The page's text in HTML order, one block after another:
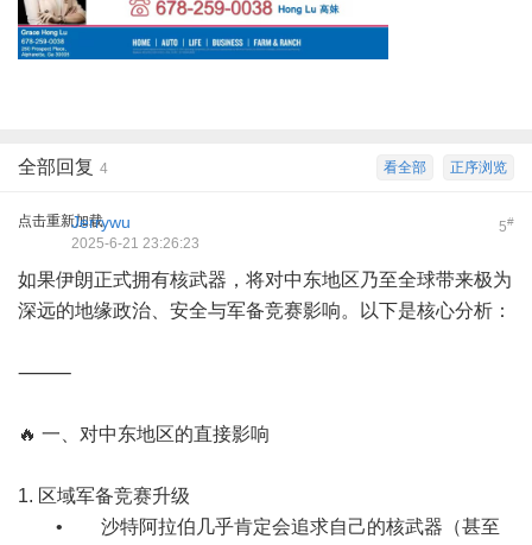
正序浏览
看全部
全部回复 4
点击重新加载 5#
Jerrywu
2025-6-21 23:26:23
如果伊朗正式拥有核武器，将对中东地区乃至全球带来极为
深远的地缘政治、安全与军备竞赛影响。以下是核心分析：
⸻
🔥 一、对中东地区的直接影响
1. 区域军备竞赛升级
• 沙特阿拉伯几乎肯定会追求自己的核武器（甚至